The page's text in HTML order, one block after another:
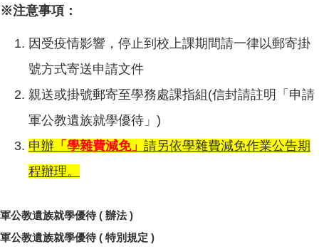
※注意事項：
因受疫情影響，停止到校上課期間請一律以郵寄掛
號方式寄送申請文件
親送或掛號郵寄至學務處課指組(信封請註明「申請
軍公教遺族就學優待」)
申辦 「學雜費減免」 請另依學雜費減免作業公告期
程辦理。
軍公教遺族就學優待 ( 辦法 )
軍公教遺族就學優待 ( 特別規定 )